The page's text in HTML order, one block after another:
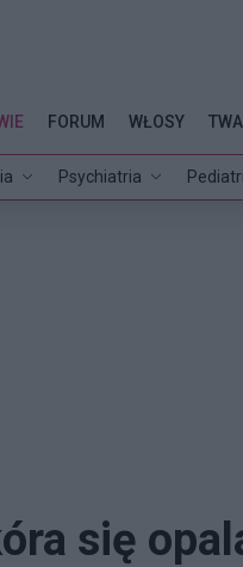
Psychiatria
FORUM WŁOSY
się